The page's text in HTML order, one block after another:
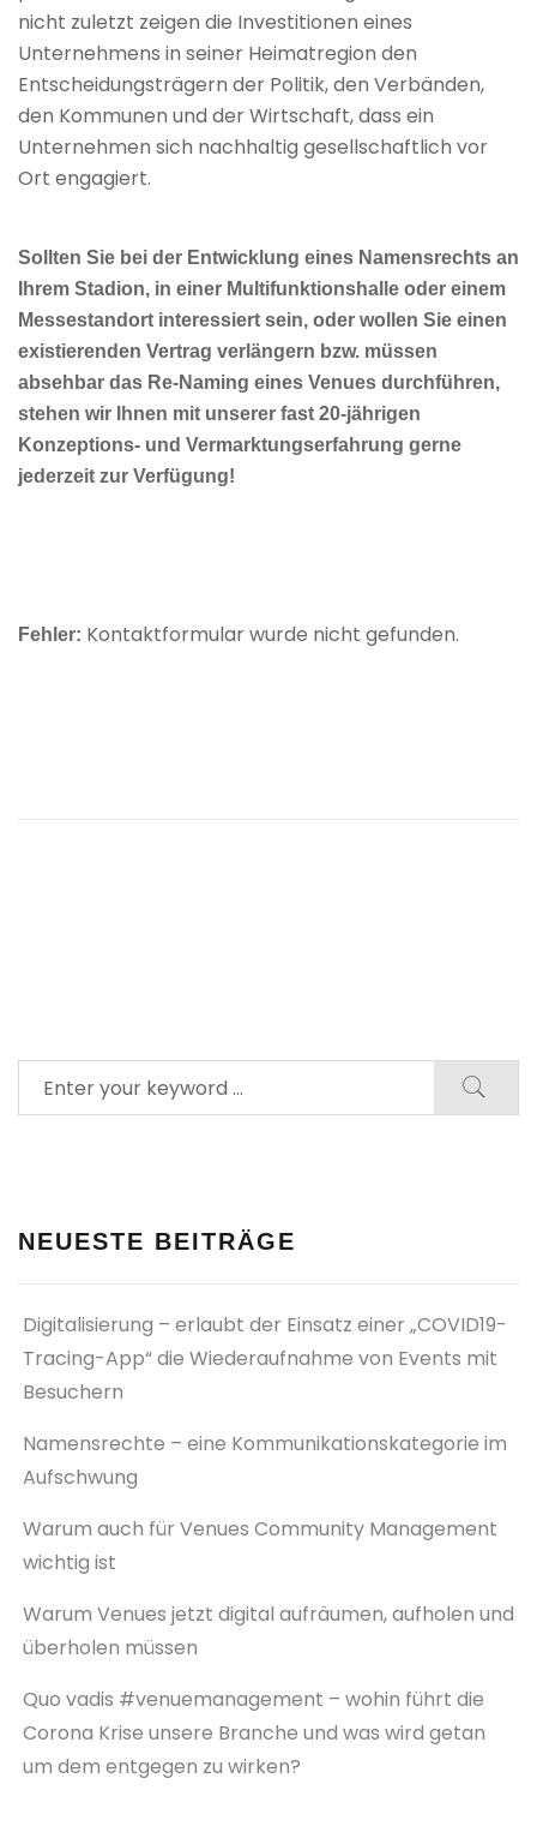
nicht zuletzt zeigen die Investitionen eines
Unternehmens in seiner Heimatregion den
Entscheidungsträgern der Politik, den Verbänden,
den Kommunen und der Wirtschaft, dass ein
Unternehmen sich nachhaltig gesellschaftlich vor
Ort engagiert.
Sollten Sie bei der Entwicklung eines Namensrechts an
Ihrem Stadion, in einer Multifunktionshalle oder einem
Messestandort interessiert sein, oder wollen Sie einen
existierenden Vertrag verlängern bzw. müssen
absehbar das Re-Naming eines Venues durchführen,
stehen wir Ihnen mit unserer fast 20-jährigen
Konzeptions- und Vermarktungserfahrung gerne
jederzeit zur Verfügung!
Fehler: Kontaktformular wurde nicht gefunden.
NEUESTE BEITRÄGE
Digitalisierung – erlaubt der Einsatz einer „COVID19-
Tracing-App“ die Wiederaufnahme von Events mit
Besuchern
Namensrechte – eine Kommunikationskategorie im
Aufschwung
Warum auch für Venues Community Management
wichtig ist
Warum Venues jetzt digital aufräumen, aufholen und
überholen müssen
Quo vadis #venuemanagement – wohin führt die
Corona Krise unsere Branche und was wird getan
um dem entgegen zu wirken?